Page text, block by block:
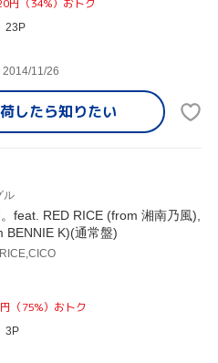
円（34%）おトク
23P
2014/11/26
したら知りたい
ル
feat. RED RICE (from 湘南乃風),
BENNIE K)(通常盤)
（75%）おトク
3P